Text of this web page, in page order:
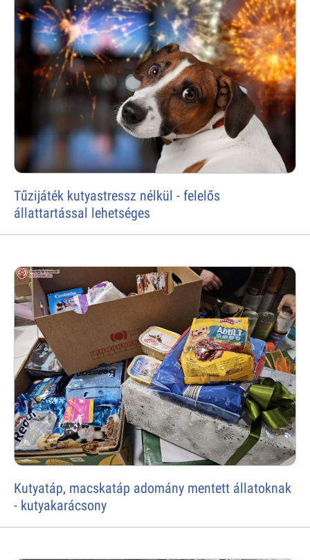
Tűzijáték kutyastressz nélkül - felelős
állattartással lehetséges
Kutyatáp, macskatáp adomány mentett állatoknak
- kutyakarácsony